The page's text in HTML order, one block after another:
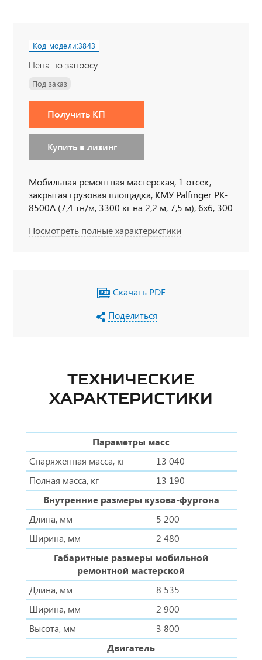
Код модели:3843
Цена по запросу
Под заказ
Получить КП
Купить в лизинг
Мобильная ремонтная мастерская, 1 отсек,
закрытая грузовая площадка, КМУ Palfinger PK-
8500А (7,4 тн/м, 3300 кг на 2,2 м, 7,5 м), 6х6, 300
Посмотреть полные характеристики
Скачать PDF
Поделиться
ТЕХНИЧЕСКИЕ
ХАРАКТЕРИСТИКИ
Параметры масс
Снаряженная масса, кг
13 040
Полная масса, кг
13 190
Внутренние размеры кузова-фургона
Длина, мм
5 200
Ширина, мм
2 480
Габаритные размеры мобильной
ремонтной мастерской
Длина, мм
8 535
Ширина, мм
2 900
Высота, мм
3 800
Двигатель